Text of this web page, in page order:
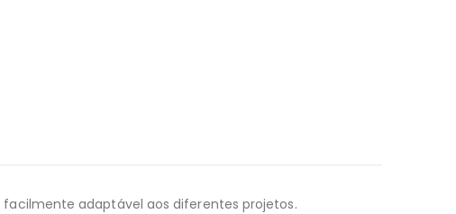
adaptável aos diferentes projetos.